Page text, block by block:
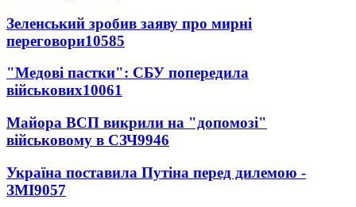
Зеленський зробив заяву про мирні
переговори10585
"Медові пастки": СБУ попередила
військових10061
Майора ВСП викрили на "допомозі"
військовому в СЗЧ9946
Україна поставила Путіна перед дилемою -
ЗМІ9057